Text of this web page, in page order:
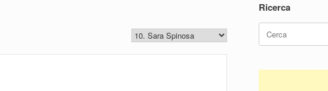
Ricerca
Ricerca
per: